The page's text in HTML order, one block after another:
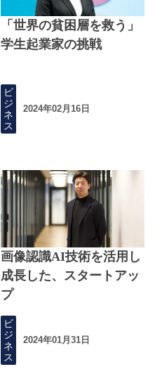
「世界の貧困層を救う」
学生起業家の挑戦
ビ
ジ
ネ
ス
2024年02月16日
画像認識AI技術を活用し
成長した、スタートアッ
プ
ビ
ジ
ネ
ス
2024年01月31日